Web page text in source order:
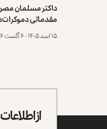
داکتر مسلمان
مقدماتی
۱۵ اسد ۱۴۰۵ - ۶ آگست ۲۰۲۶
از